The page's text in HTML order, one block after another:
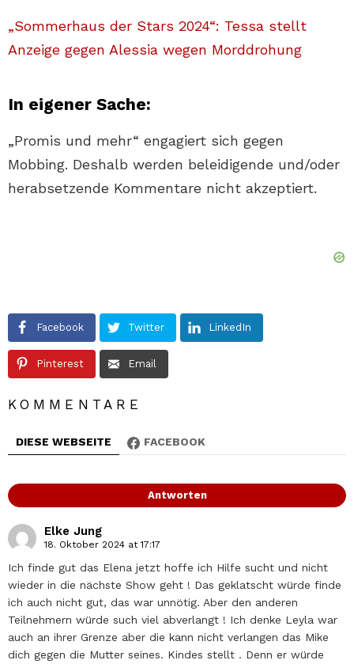
„Sommerhaus der Stars 2024“: Tessa stellt
Anzeige gegen Alessia wegen Morddrohung
In eigener Sache:
„Promis und mehr“ engagiert sich gegen
Mobbing. Deshalb werden beleidigende und/oder
herabsetzende Kommentare nicht akzeptiert.
Facebook Twitter LinkedIn
Pinterest Email
KOMMENTARE
DIESE WEBSEITE FACEBOOK
Antworten
Elke Jung
18. Oktober 2024 at 17:17
Ich finde gut das Elena jetzt hoffe ich Hilfe sucht und nicht
wieder in die nächste Show geht ! Das geklatscht würde finde
ich auch nicht gut, das war unnötig. Aber den anderen
Teilnehmern würde such viel abverlangt ! Ich denke Leyla war
auch an ihrer Grenze aber die kann nicht verlangen das Mike
dich gegen die Mutter seines. Kindes stellt . Denn er würde